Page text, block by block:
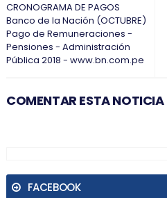
CRONOGRAMA DE PAGOS
Banco de la Nación (OCTUBRE)
Pago de Remuneraciones -
Pensiones - Administración
Pública 2018 - www.bn.com.pe
COMENTAR ESTA NOTICIA
FACEBOOK